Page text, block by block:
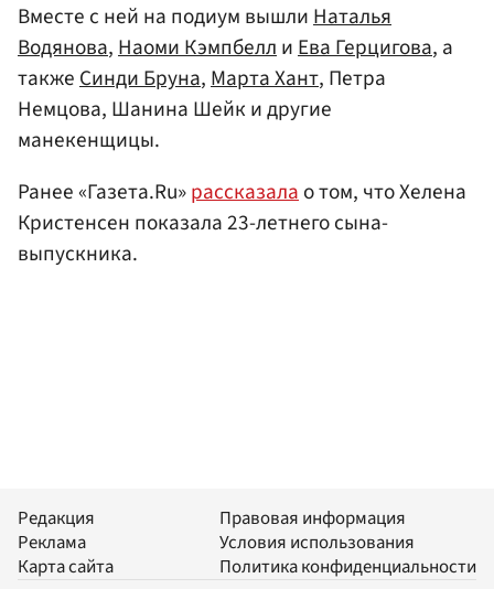
Вместе с ней на подиум вышлиНаталья
Водянова,Наоми КэмпбеллиЕва Герцигова, а
такжеСинди Бруна,Марта Хант, Петра
Немцова, Шанина Шейк и другие
манекенщицы.
Ранее «Газета.Ru»рассказалао том, что Хелена
Кристенсен показала 23-летнего сына-
выпускника.
Редакция
Реклама
Карта сайта
Правовая информация
Условия использования
Политика конфиденциальности